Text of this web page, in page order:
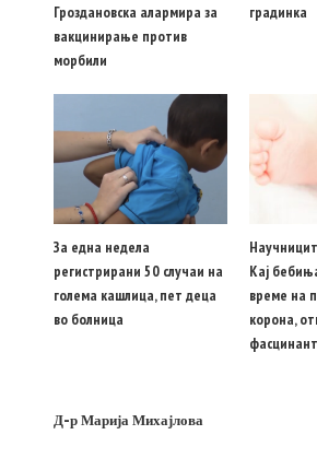
Гроздановска алармира за
вакцинирање против
морбили
градинка
За една недела
регистрирани 50 случаи на
голема кашлица, пет деца
во болница
Кај
време на
корона,
Д-р Марија Михајлова